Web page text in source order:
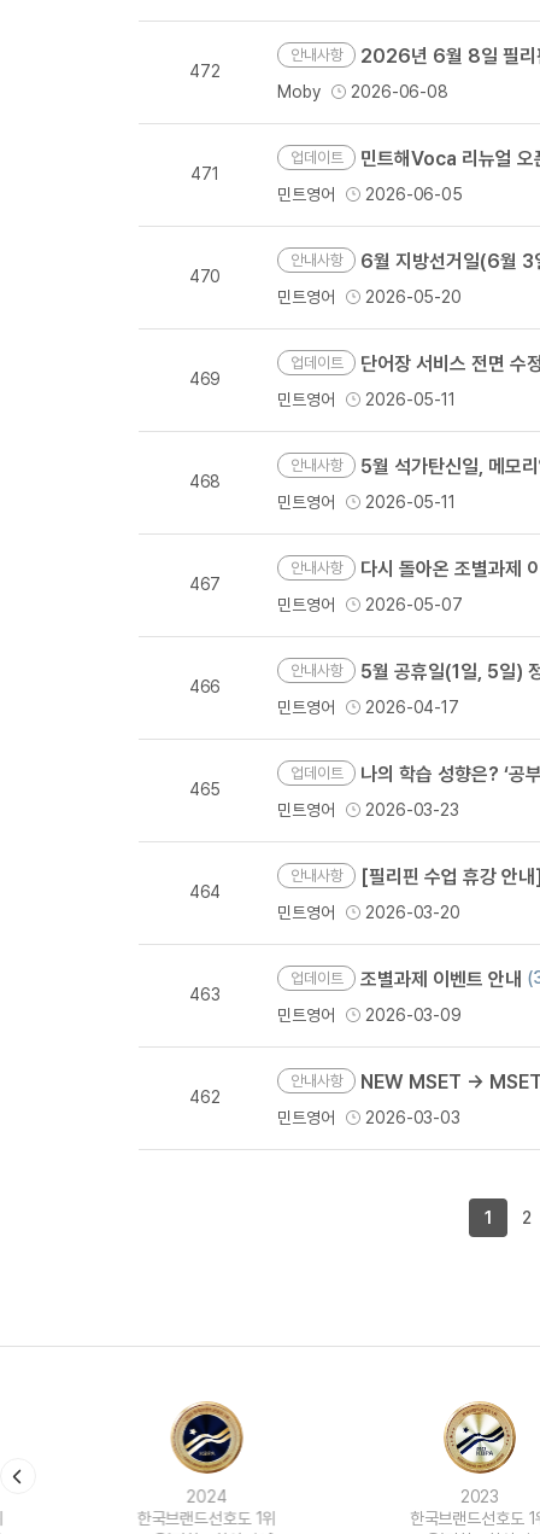
472
안내사항 2026년 6월 8일 필리
Moby 2026-06-08
471
업데이트 민트해Voca 리뉴얼 오
민트영어 2026-06-05
470
안내사항 6월 지방선거일(6월 3일
민트영어 2026-05-20
469
업데이트 단어장 서비스 전면 수
민트영어 2026-05-11
468
안내사항 5월 석가탄신일, 메모
민트영어 2026-05-11
467
안내사항 다시 돌아온 조별과제
민트영어 2026-05-07
466
안내사항 5월 공휴일(1일, 5일)
민트영어 2026-04-17
465
업데이트 나의 학습 성향은? ‘공
민트영어 2026-03-23
464
안내사항 [필리핀 수업 휴강 안내] 부활절
민트영어 2026-03-20
463
업데이트 조별과제 이벤트 안내
민트영어
2026-03-09
462
안내사항 NEW MSET → MSET
민트영어 2026-03-03
1 2
한국브랜드선호도 1위
한국브랜드선호도 1위